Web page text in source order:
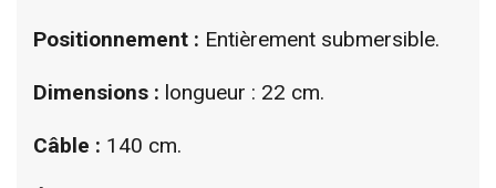
Positionnement : Entièrement submersible.
Dimensions : longueur : 22 cm.
Câble : 140 cm.